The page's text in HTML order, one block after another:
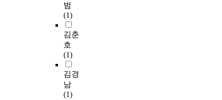
범
(1)
김춘
호
(1)
김경
남
(1)